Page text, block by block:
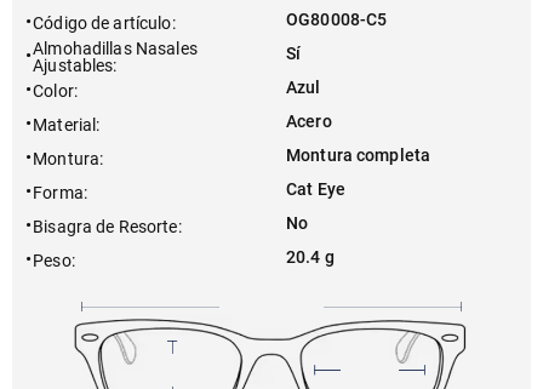
Código de artículo:
OG80008-C5
Almohadillas Nasales
Ajustables:
Sí
Color:
Azul
Material :
Acero
Montura:
Montura completa
Forma:
Cat Eye
Bisagra de Resorte:
No
Peso: 20.4 g